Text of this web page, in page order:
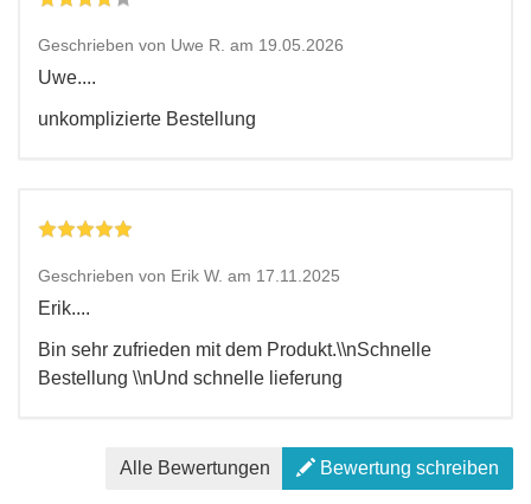
Geschrieben von Uwe R. am 19.05.2026
Uwe....
unkomplizierte Bestellung
Geschrieben von Erik W. am 17.11.2025
Erik....
Bin sehr zufrieden mit dem Produkt.\\nSchnelle
Bestellung \\nUnd schnelle lieferung
Alle Bewertungen Bewertung schreiben